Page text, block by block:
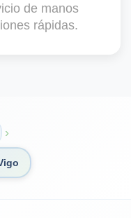
de manos
rápidas.
›